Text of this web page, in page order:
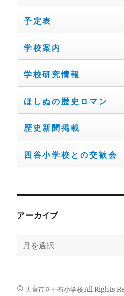
予定表
学校案内
学校研究情報
ほしぬの歴史ロマン
歴史新聞掲載
四谷小学校との交歓会
アーカイブ
ー
© 天童市立干布小学校 All Rights